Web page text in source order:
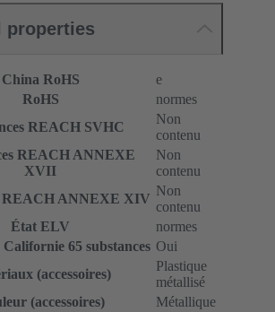
properties
China RoHS
e
RoHS
normes
REACH SVHC
Non
contenu
REACH ANNEXE
XVII
Non
contenu
REACH ANNEXE XIV
Non
contenu
État ELV
normes
65 substances Oui
(accessoires)
Plastique
métallisé
(accessoires)
Métallique